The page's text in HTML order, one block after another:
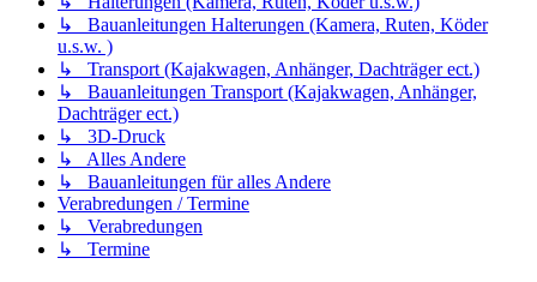
↳ Bauanleitungen Halterungen (Kamera, Ruten, Köder
u.s.w. )
↳ Transport (Kajakwagen, Anhänger, Dachträger ect.)
↳ Bauanleitungen Transport (Kajakwagen, Anhänger,
Dachträger ect.)
↳ 3D-Druck
↳ Alles Andere
↳ Bauanleitungen für alles Andere
Verabredungen / Termine
↳ Verabredungen
↳ Termine